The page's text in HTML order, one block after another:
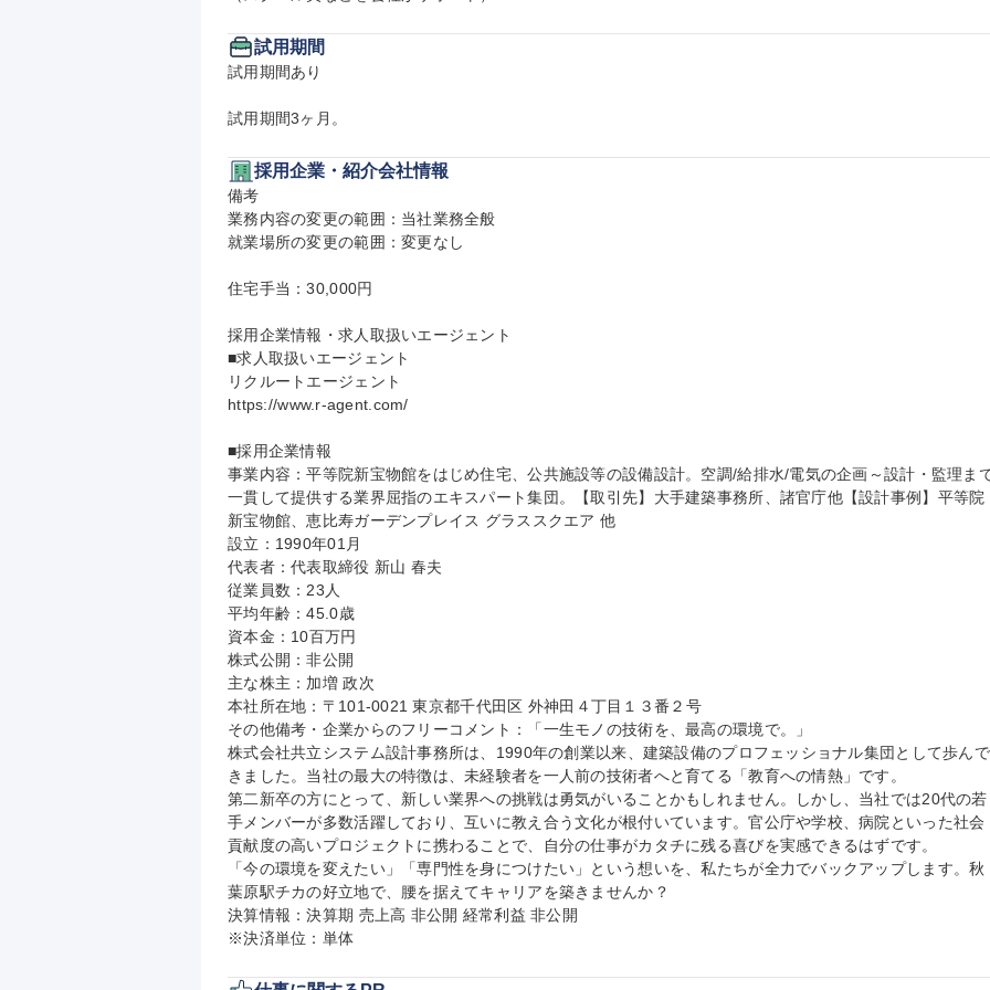
試用期間
試用期間あり
試用期間3ヶ月。
採用企業・紹介会社情報
備考
業務内容の変更の範囲：当社業務全般
就業場所の変更の範囲：変更なし
住宅手当：30,000円
採用企業情報・求人取扱いエージェント
■求人取扱いエージェント
リクルートエージェント
https://www.r-agent.com/
■採用企業情報
事業内容：平等院新宝物館をはじめ住宅、公共施設等の設備設計。空調/給排水/電気の企画～設計・監理ま
一貫して提供する業界屈指のエキスパート集団。【取引先】大手建築事務所、諸官庁他【設計事例】平等院
新宝物館、恵比寿ガーデンプレイス グラススクエア 他
設立：1990年01月
代表者：代表取締役 新山 春夫
従業員数：23人
平均年齢：45.0歳
資本金：10百万円
株式公開：非公開
主な株主：加増 政次
本社所在地：〒101-0021 東京都千代田区 外神田４丁目１３番２号
その他備考・企業からのフリーコメント：「一生モノの技術を、最高の環境で。」
株式会社共立システム設計事務所は、1990年の創業以来、建築設備のプロフェッショナル集団として歩んで
きました。当社の最大の特徴は、未経験者を一人前の技術者へと育てる「教育への情熱」です。
第二新卒の方にとって、新しい業界への挑戦は勇気がいることかもしれません。しかし、当社では20代の若
手メンバーが多数活躍しており、互いに教え合う文化が根付いています。官公庁や学校、病院といった社会
貢献度の高いプロジェクトに携わることで、自分の仕事がカタチに残る喜びを実感できるはずです。
「今の環境を変えたい」「専門性を身につけたい」という想いを、私たちが全力でバックアップします。秋
葉原駅チカの好立地で、腰を据えてキャリアを築きませんか？
決算情報：決算期 売上高 非公開 経常利益 非公開
※決済単位：単体